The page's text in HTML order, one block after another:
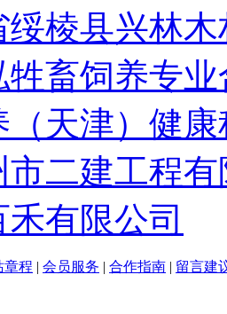
绥棱县兴林
牲畜饲养专
（天津）健
市二建工程
有限公司
章程 | 会员服务 | 合作指南 | 留言建